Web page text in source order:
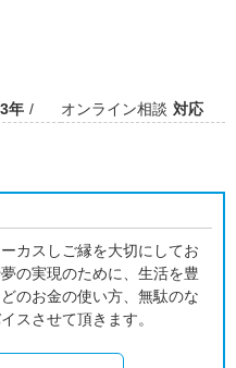
年 オンライン相談 対応
カスしご縁を大切にしてお
の実現のために、生活を豊
のお金の使い方、無駄のな
スさせて頂きます。